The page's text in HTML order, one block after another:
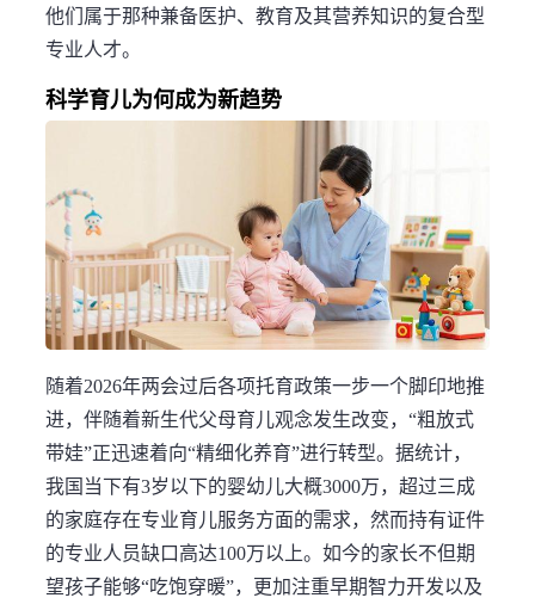
他们属于那种兼备医护、教育及其营养知识的复合型
专业人才。
科学育儿为何成为新趋势
随着2026年两会过后各项托育政策一步一个脚印地推
进，伴随着新生代父母育儿观念发生改变，“粗放式
带娃”正迅速着向“精细化养育”进行转型。据统计，
我国当下有3岁以下的婴幼儿大概3000万，超过三成
的家庭存在专业育儿服务方面的需求，然而持有证件
的专业人员缺口高达100万以上。如今的家长不但期
望孩子能够“吃饱穿暖”，更加注重早期智力开发以及